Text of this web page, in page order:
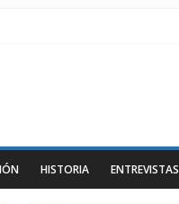
HISTORIA ENTREVISTAS